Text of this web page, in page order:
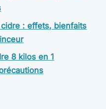
: effets, bienfaits
8 kilos en 1